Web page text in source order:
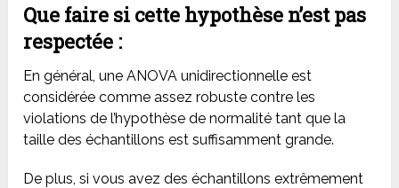
Que faire si cette hypothèse n’est pas
respectée :
En général, une ANOVA unidirectionnelle est
considérée comme assez robuste contre les
violations de l’hypothèse de normalité tant que la
taille des échantillons est suffisamment grande.
De plus, si vous avez des échantillons extrêmement